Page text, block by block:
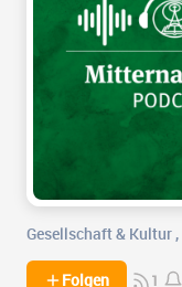
Gesellschaft & Kultur ,
Folgen 1